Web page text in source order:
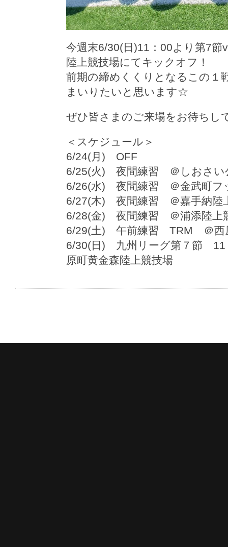
今週末6/30(日)11：00より第7
陸上競技場にてキックオフ！
前期の締めくくりとなるこの１
まいりたいと思います☆
ぜひ皆さまのご来場をお待ちし
＜スケジュール＞
6/24(月) OFF
6/25(火) 夜間練習 ＠しおさい
6/26(水) 夜間練習 ＠金武町フ
6/27(木) 夜間練習 ＠嘉手納陸
6/28(金) 夜間練習 ＠浦添陸上
6/29(土) 午前練習 TRM ＠西
6/30(日) 九州リーグ第７節
原町黄金森陸上競技場